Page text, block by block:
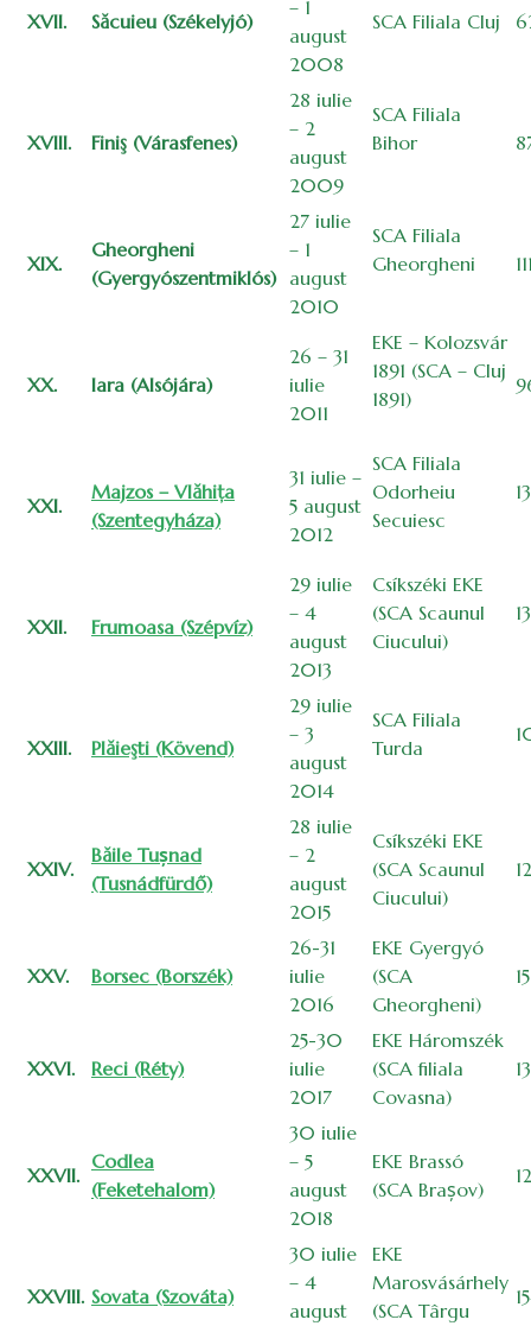
XVII. Săcuieu (Székelyjó)
– 1
august
2008
SCA Filiala Cluj
XVIII. Finiş (Várasfenes)
28 iulie
– 2
august
2009
SCA Filiala
Bihor
XIX.
Gheorgheni
(Gyergyószentmiklós)
27 iulie
– 1
august
2010
SCA Filiala
Gheorgheni
XX. Iara (Alsójára)
26 – 31
iulie
2011
EKE – Kolozsvár
1891 (SCA – Cluj
1891)
XXI.
Majzos – Vlăhiţa
(Szentegyháza)
31 iulie –
5 august
2012
SCA Filiala
Odorheiu
Secuiesc
XXII. Frumoasa (Szépvíz)
29 iulie
– 4
august
2013
Csíkszéki EKE
(SCA Scaunul
Ciucului)
XXIII. Plăieşti (Kövend)
29 iulie
– 3
august
2014
SCA Filiala
Turda
XXIV.
Băile Tușnad
(Tusnádfürdő)
28 iulie
– 2
august
2015
Csíkszéki EKE
(SCA Scaunul
Ciucului)
XXV. Borsec (Borszék)
26-31
iulie
2016
EKE Gyergyó
(SCA
Gheorgheni)
XXVI. Reci (Réty)
25-30
iulie
2017
EKE Háromszék
(SCA filiala
Covasna)
XXVII.
Codlea
(Feketehalom)
30 iulie
– 5
august
2018
EKE Brassó
(SCA Brașov)
XXVIII. Sovata (Szováta)
30 iulie
– 4
august
EKE
Marosvásárhely
(SCA Târgu